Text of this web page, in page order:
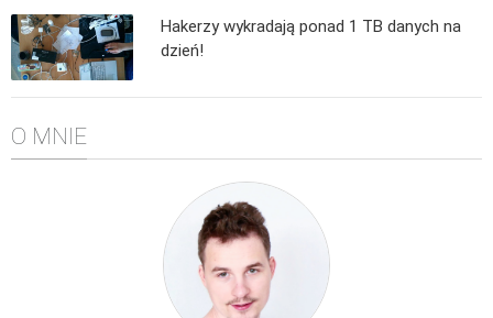
WEB
.htaccess
HTML 5
CSS 3
Hakerzy wykradają ponad 1 TB danych na
dzień!
O MNIE